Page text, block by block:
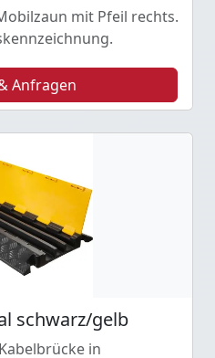
mit Pfeil rechts.
Anfragen
schwarz/gelb
in